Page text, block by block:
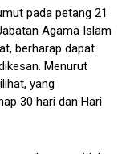
pada petang 21
Agama Islam
berharap dapat
Menurut
yang
30 hari dan Hari